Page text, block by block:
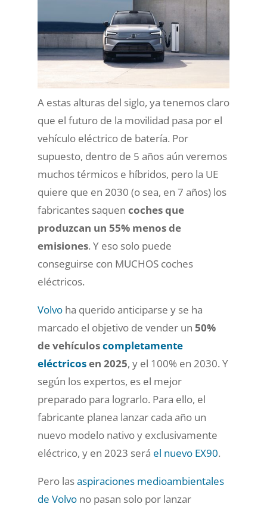
A estas alturas del siglo, ya tenemos claro
que el futuro de la movilidad pasa por el
vehículo eléctrico de batería. Por
supuesto, dentro de 5 años aún veremos
muchos térmicos e híbridos, pero la UE
quiere que en 2030 (o sea, en 7 años) los
fabricantes saquen coches que
produzcan un 55% menos de
emisiones. Y eso solo puede
conseguirse con MUCHOS coches
eléctricos.
Volvoha querido anticiparse y se ha
marcado el objetivo de vender un 50%
de vehículoscompletamente
eléctricosen 2025, y el 100% en 2030. Y
según los expertos, es el mejor
preparado para lograrlo. Para ello, el
fabricante planea lanzar cada año un
nuevo modelo nativo y exclusivamente
eléctrico, y en 2023 será el nuevo EX90.
Pero lasaspiraciones medioambientales
de Volvono pasan solo por lanzar